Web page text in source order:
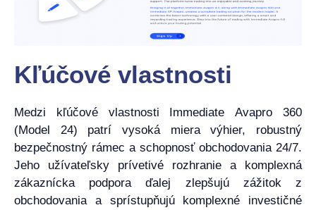
Kľúčové vlastnosti
Medzi kľúčové vlastnosti Immediate Avapro 360
(Model 24) patrí vysoká miera výhier, robustný
bezpečnostný rámec a schopnosť obchodovania 24/7.
Jeho užívateľsky prívetivé rozhranie a komplexná
zákaznícka podpora ďalej zlepšujú zážitok z
obchodovania a sprístupňujú komplexné investičné